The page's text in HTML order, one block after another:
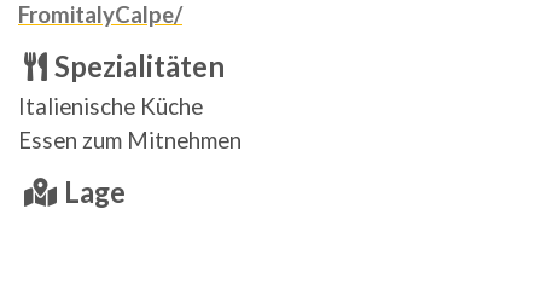
FromitalyCalpe/
Spezialitäten
Italienische Küche
Essen zum Mitnehmen
Lage